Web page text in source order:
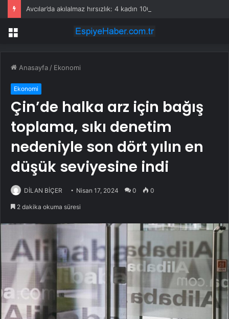
Menü
Anasayfa / Ekonomi
Ekonomi
Çin’de halka arz için bağış
toplama, sıkı denetim
nedeniyle son dört yılın en
düşük seviyesine indi
DİLAN BİÇER Nisan 17, 2024 0 0
2 dakika okuma süresi